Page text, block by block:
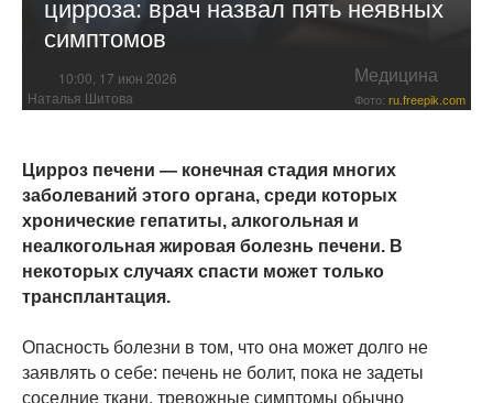
цирроза: врач назвал пять неявных
симптомов
10:00, 17 июн 2026 Медицина
Наталья Шитова Фото: ru.freepik.com
Цирроз печени — конечная стадия многих
заболеваний этого органа, среди которых
хронические гепатиты, алкогольная и
неалкогольная жировая болезнь печени. В
некоторых случаях спасти может только
трансплантация.
Опасность болезни в том, что она может долго не
заявлять о себе: печень не болит, пока не задеты
соседние ткани, тревожные симптомы обычно